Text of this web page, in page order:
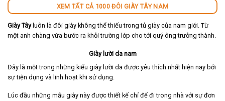
XEM TẤT CẢ 1000 ĐÔI GIÀY TÂY NAM
Giày Tâyluôn là đôi giày không thể thiếu trong tủ giày của nam giới. Từ
một anh chàng vừa bước ra khỏi trường lớp cho tới quý ông trưởng thành.
Giày lười da nam
Đây là một trong những kiểu giày lười da được yêu thích nhất hiện nay bởi
sự tiện dụng và linh hoạt khi sử dụng.
Lúc đầu những mẫu giày này được thiết kế chỉ để đi trong nhà với sự đơn